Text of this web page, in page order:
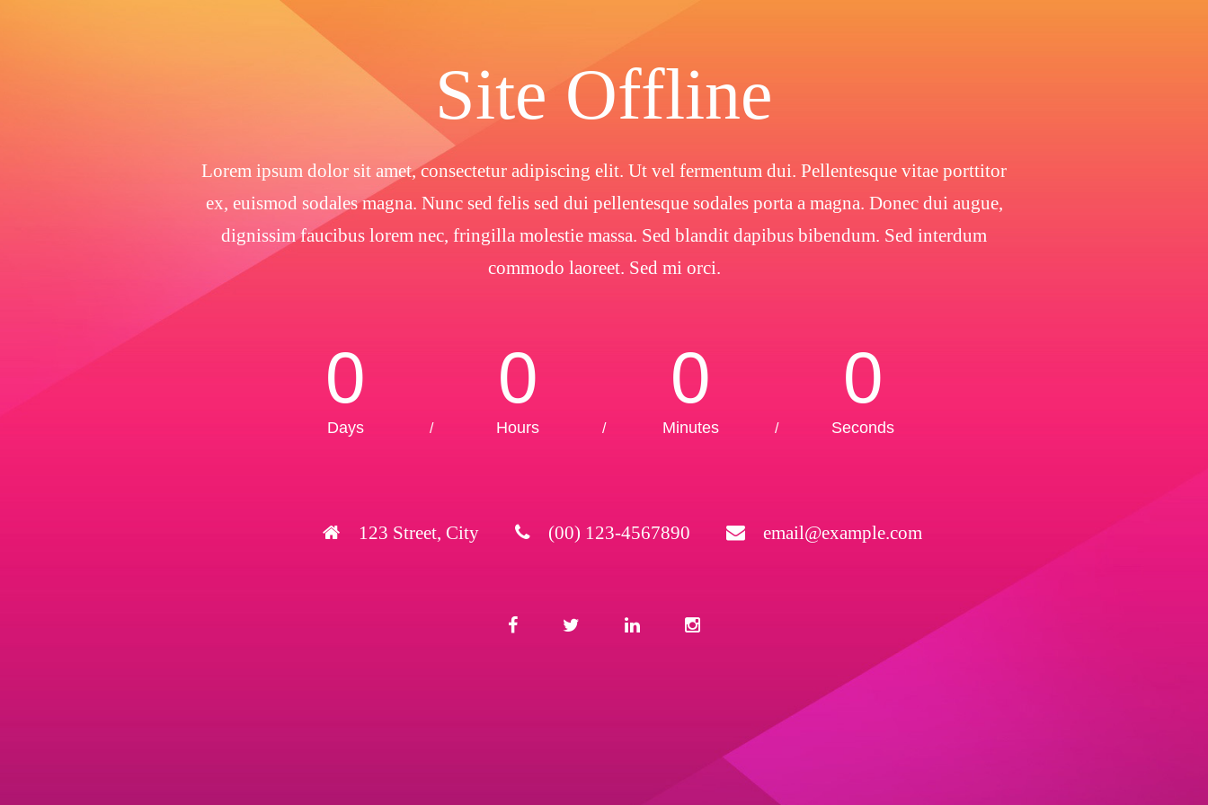
Site Offline
Lorem ipsum dolor sit amet, consectetur adipiscing elit. Ut vel fermentum dui. Pellentesque vitae porttitor
ex, euismod sodales magna. Nunc sed felis sed dui pellentesque sodales porta a magna. Donec dui augue,
dignissim faucibus lorem nec, fringilla molestie massa. Sed blandit dapibus bibendum. Sed interdum
commodo laoreet. Sed mi orci.
0
Days /
0
Hours /
0
Minutes /
0
Seconds
123 Street, City (00) 123-4567890 email@example.com